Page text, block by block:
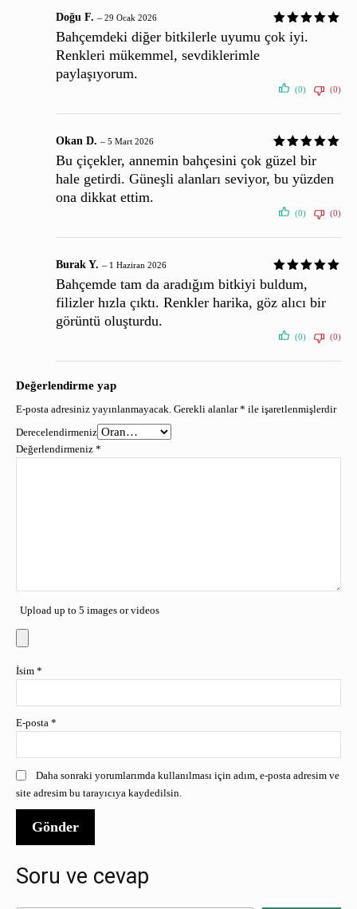
Doğu F. – 29 Ocak 2026
Bahçemdeki diğer bitkilerle uyumu çok iyi.
Renkleri mükemmel, sevdiklerimle
paylaşıyorum.
(0) (0)
Okan D. – 5 Mart 2026
Bu çiçekler, annemin bahçesini çok güzel bir
hale getirdi. Güneşli alanları seviyor, bu yüzden
ona dikkat ettim.
(0) (0)
Burak Y. – 1 Haziran 2026
Bahçemde tam da aradığım bitkiyi buldum,
filizler hızla çıktı. Renkler harika, göz alıcı bir
görüntü oluşturdu.
(0) (0)
Değerlendirme yap
E-posta adresiniz yayınlanmayacak. Gerekli alanlar* ile işaretlenmişlerdir
Derecelendirmeniz
Değerlendirmeniz *
Upload up to 5 images or videos
İsim *
E-posta *
Daha sonraki yorumlarımda kullanılması için adım, e-posta adresim ve
site adresim bu tarayıcıya kaydedilsin.
Soru ve cevap